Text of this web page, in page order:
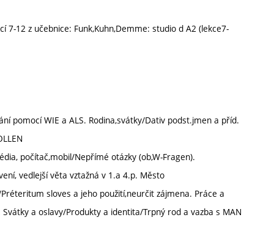
12 z učebnice: Funk,Kuhn,Demme: studio d A2 (lekce7-
pomocí WIE a ALS. Rodina,svátky/Dativ podst.jmen a příd.
počítač,mobil/Nepřímé otázky (ob,W-Fragen).
vedlejší věta vztažná v 1.a 4.p. Město
sloves a jeho použití,neurčit zájmena. Práce a
a oslavy/Produkty a identita/Trpný rod a vazba s MAN